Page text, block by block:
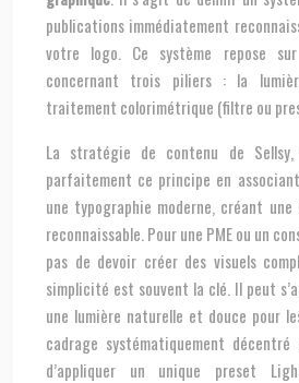
publications immédiatement
votre logo. Ce système repose
concernant trois piliers : la
traitement colorimétrique (filtre ou
La stratégie de contenu de
parfaitement ce principe en
une typographie moderne, créant
reconnaissable. Pour une PME ou un
pas de devoir créer des visuels
simplicité est souvent la clé. Il peut
une lumière naturelle et douce pour
cadrage systématiquement
d’appliquer un unique preset